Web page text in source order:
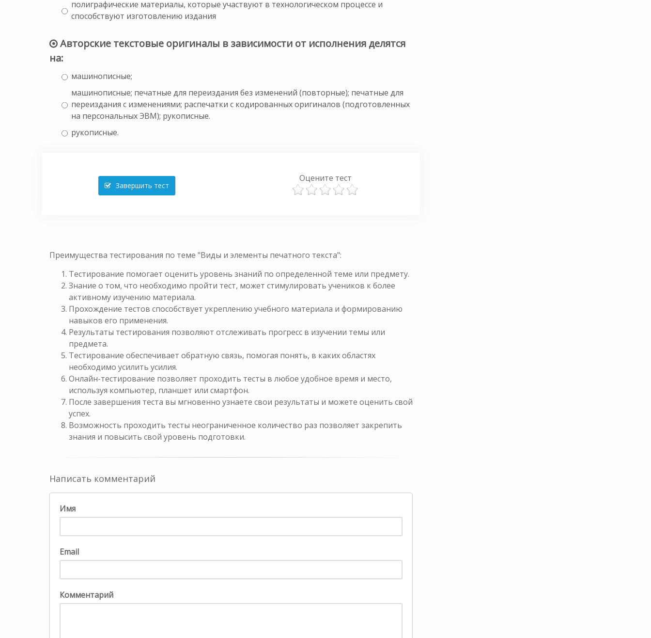
полиграфические материалы, которые участвуют в технологическом процессе и
способствуют изготовлению издания
Авторские текстовые оригиналы в зависимости от исполнения делятся
на:
машинописные;
машинописные; печатные для переиздания без изменений (повторные); печатные для
переиздания с изменениями; распечатки с кодированных оригиналов (подготовленных
на персональных ЭВМ); рукописные.
рукописные.
Завершить тест
Оцените тест
Преимущества тестирования по теме "Виды и элементы печатного текста":
Тестирование помогает оценить уровень знаний по определенной теме или предмету.
Знание о том, что необходимо пройти тест, может стимулировать учеников к более
активному изучению материала.
Прохождение тестов способствует укреплению учебного материала и формированию
навыков его применения.
Результаты тестирования позволяют отслеживать прогресс в изучении темы или
предмета.
Тестирование обеспечивает обратную связь, помогая понять, в каких областях
необходимо усилить усилия.
Онлайн-тестирование позволяет проходить тесты в любое удобное время и место,
используя компьютер, планшет или смартфон.
После завершения теста вы мгновенно узнаете свои результаты и можете оценить свой
успех.
Возможность проходить тесты неограниченное количество раз позволяет закрепить
знания и повысить свой уровень подготовки.
Написать комментарий
Имя
Email
Комментарий